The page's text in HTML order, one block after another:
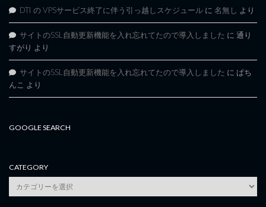
DTI の VPSサービス終了に伴う引っ越しスケジュール に 名無し より
サイトのSSL自動更新機能を入れ忘れてたので導入しました に 通り
すがり より
サイトのSSL自動更新機能を入れ忘れてたので導入しました に ぱち
んこ より
GOOGLE SEARCH
CATEGORY
category